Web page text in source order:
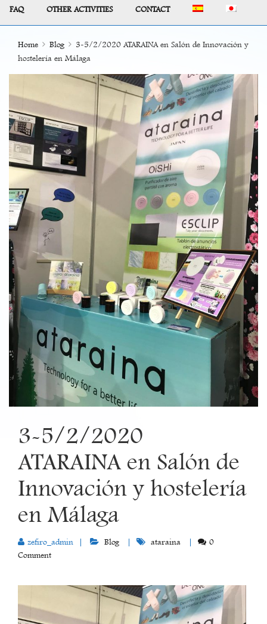
FAQ OTHER ACTIVITIES CONTACT
Home Blog
3-5/2/2020 ATARAINA en Salón de Innovación y
hostelería en Málaga
3-5/2/2020
ATARAINA en Salón de
Innovación y hostelería
en Málaga
zefiro_admin Blog ataraina
0
Comment